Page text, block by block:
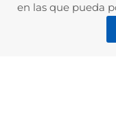
en las que pueda